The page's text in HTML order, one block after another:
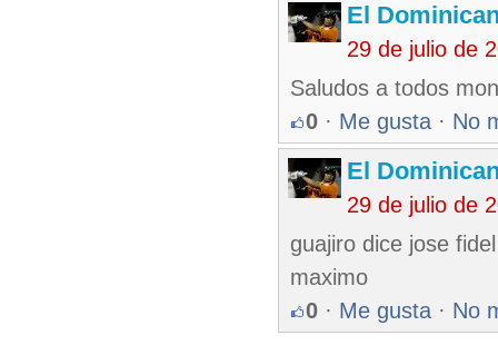
El
29 de julio de
Saludos a todos
0 · Me gusta · No
El
29 de julio de
guajiro dice jose
maximo
0 · Me gusta · No